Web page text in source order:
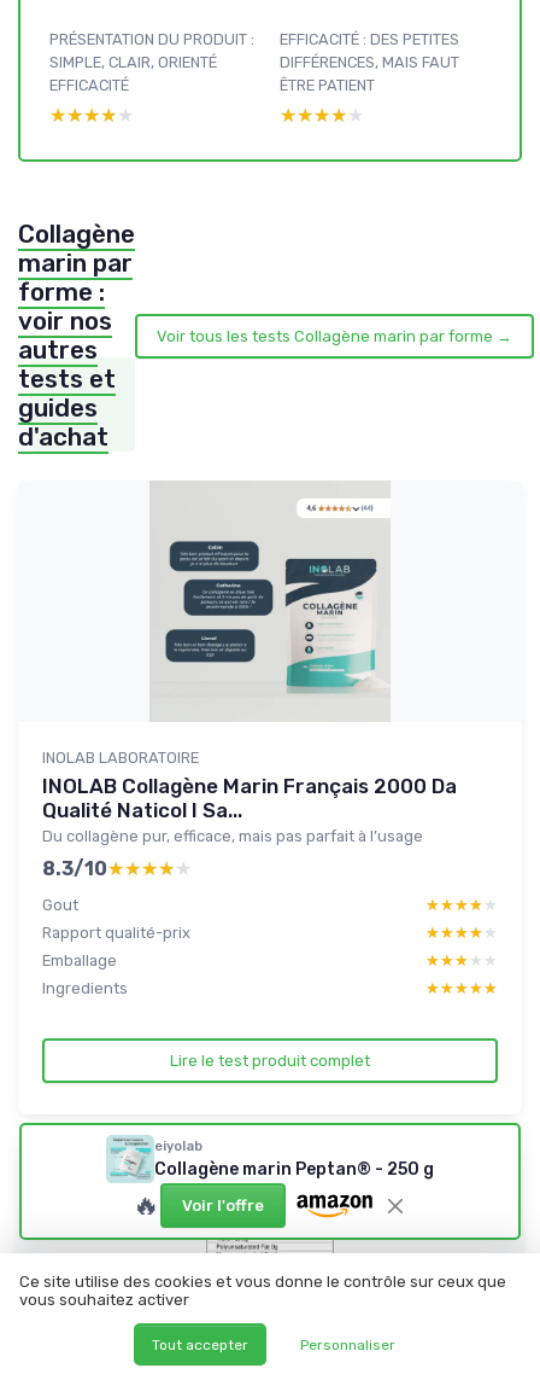
PRÉSENTATION DU PRODUIT :
SIMPLE, CLAIR, ORIENTÉ
EFFICACITÉ
★★★★★
★★★★★
EFFICACITÉ : DES PETITES
DIFFÉRENCES, MAIS FAUT
ÊTRE PATIENT
★★★★★
★★★★★
Collagène
marin par
forme :
voir nos
autres
tests et
guides
d'achat
Voir tous les tests Collagène marin par forme →
INOLAB LABORATOIRE
INOLAB Collagène Marin Français 2000 Da
Qualité Naticol I Sa...
Du collagène pur, efficace, mais pas parfait à l’usage
8.3/10★★★★★
★★★★★
Gout ★★★★★
★★★★★
Rapport qualité-prix
★★★★★
★★★★★
Emballage
★★★★★
★★★★★
Ingredients
★★★★★
★★★★★
Lire le test produit complet
eiyolab
Collagène marin Peptan® - 250 g
🔥 Voir l'offre
Ce site utilise des cookies et vous donne le contrôle sur ceux que
vous souhaitez activer
Tout accepter Personnaliser